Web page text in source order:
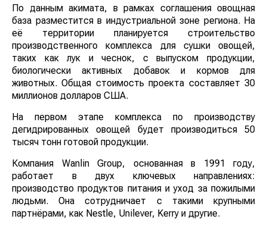
По данным акимата, в рамках соглашения овощная
база разместится в индустриальной зоне региона. На
её территории планируется строительство
производственного комплекса для сушки овощей,
таких как лук и чеснок, с выпуском продукции,
биологически активных добавок и кормов для
животных. Общая стоимость проекта составляет 30
миллионов долларов США.
На первом этапе комплекса по производству
дегидрированных овощей будет производиться 50
тысяч тонн готовой продукции.
Компания Wanlin Group, основанная в 1991 году,
работает в двух ключевых направлениях:
производство продуктов питания и уход за пожилыми
людьми. Она сотрудничает с такими крупными
партнёрами, как Nestle, Unilever, Kerry и другие.